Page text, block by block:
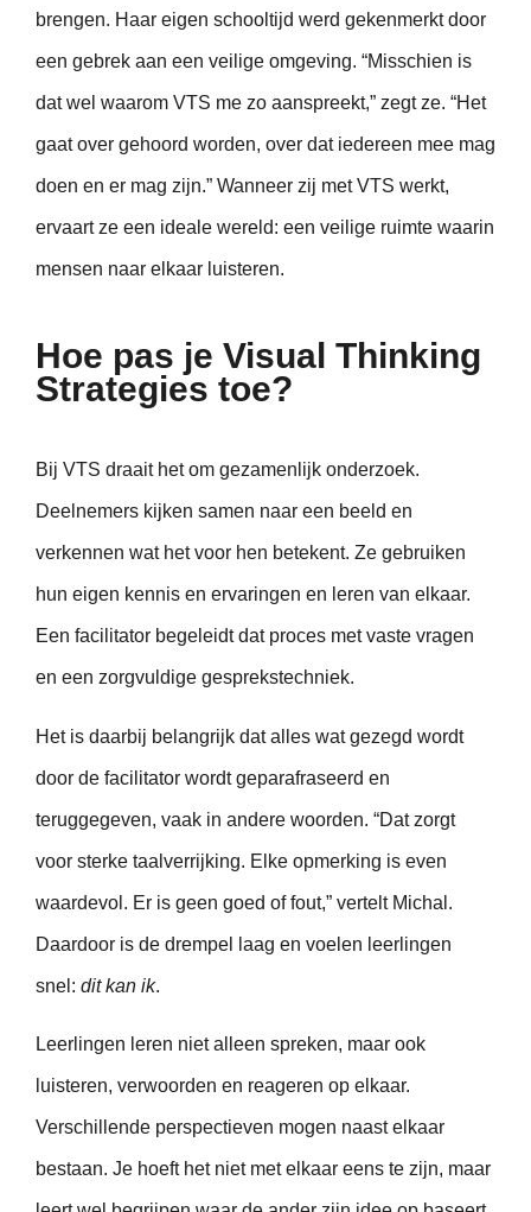
brengen. Haar eigen schooltijd werd gekenmerkt door
een gebrek aan een veilige omgeving. “Misschien is
dat wel waarom VTS me zo aanspreekt,” zegt ze. “Het
gaat over gehoord worden, over dat iedereen mee mag
doen en er mag zijn.” Wanneer zij met VTS werkt,
ervaart ze een ideale wereld: een veilige ruimte waarin
mensen naar elkaar luisteren.
Hoe pas je Visual Thinking
Strategies toe?
Bij VTS draait het om gezamenlijk onderzoek.
Deelnemers kijken samen naar een beeld en
verkennen wat het voor hen betekent. Ze gebruiken
hun eigen kennis en ervaringen en leren van elkaar.
Een facilitator begeleidt dat proces met vaste vragen
en een zorgvuldige gesprekstechniek.
Het is daarbij belangrijk dat alles wat gezegd wordt
door de facilitator wordt geparafraseerd en
teruggegeven, vaak in andere woorden. “Dat zorgt
voor sterke taalverrijking. Elke opmerking is even
waardevol. Er is geen goed of fout,” vertelt Michal.
Daardoor is de drempel laag en voelen leerlingen
snel: dit kan ik.
Leerlingen leren niet alleen spreken, maar ook
luisteren, verwoorden en reageren op elkaar.
Verschillende perspectieven mogen naast elkaar
bestaan. Je hoeft het niet met elkaar eens te zijn, maar